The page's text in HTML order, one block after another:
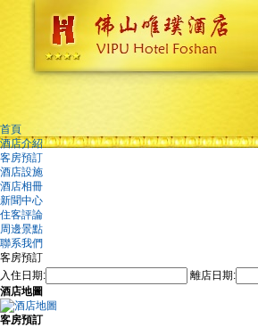
首頁
酒店介紹
客房預訂
酒店設施
酒店相冊
新聞中心
住客評論
周邊景點
聯系我們
客房預訂
入住日期:
離店日期:
酒店地圖
客房預訂